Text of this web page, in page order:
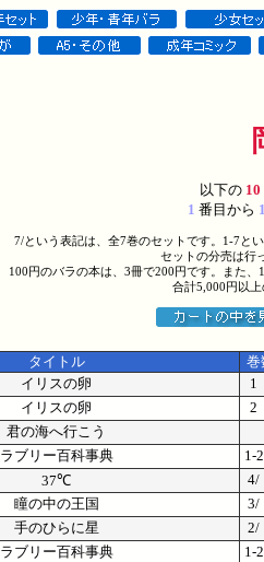
以下の 10
1 番目から
7/という表記は、全7巻のセットです。1-7と
セットの分売は行
100円のバラの本は、3冊で200円です。また
合計5,000円以
タイトル
巻
イリスの卵
イリスの卵
君の海へ行こう
ラブリー百科事典
37℃
瞳の中の王国
手のひらに星
ラブリー百科事典